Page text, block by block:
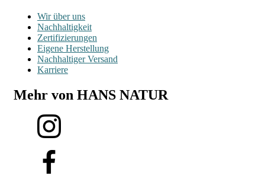
Wir über uns
Nachhaltigkeit
Zertifizierungen
Eigene Herstellung
Nachhaltiger Versand
Karriere
Mehr von HANS NATUR